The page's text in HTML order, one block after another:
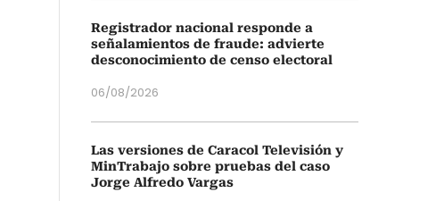
Registrador nacional responde a
señalamientos de fraude: advierte
desconocimiento de censo electoral
06/08/2026
Las versiones de Caracol Televisión y
MinTrabajo sobre pruebas del caso
Jorge Alfredo Vargas